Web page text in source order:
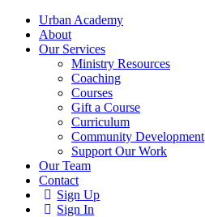
Urban Academy
About
Our Services
Ministry Resources
Coaching
Courses
Gift a Course
Curriculum
Community Development
Support Our Work
Our Team
Contact
Sign Up
Sign In